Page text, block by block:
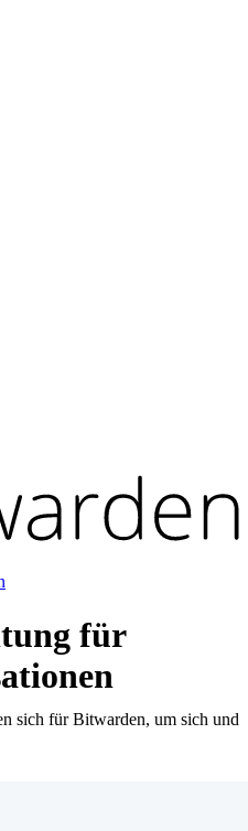
sich für Bitwarden, um sich und
für